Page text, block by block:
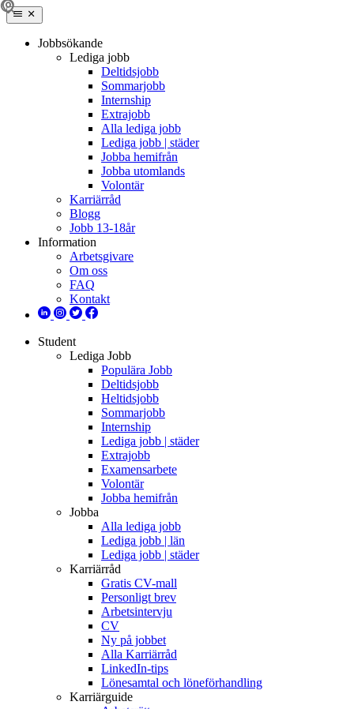
Jobbsökande
Lediga jobb
Deltidsjobb
Sommarjobb
Internship
Extrajobb
Alla lediga jobb
Lediga jobb | städer
Jobba hemifrån
Jobba utomlands
Volontär
Karriärråd
Blogg
Jobb 13-18år
Information
Arbetsgivare
Om oss
FAQ
Kontakt
Student
Lediga Jobb
Populära Jobb
Deltidsjobb
Heltidsjobb
Sommarjobb
Internship
Lediga jobb | städer
Extrajobb
Examensarbete
Volontär
Jobba hemifrån
Jobba
Alla lediga jobb
Lediga jobb | län
Lediga jobb | städer
Karriärråd
Gratis CV-mall
Personligt brev
Arbetsintervju
CV
Ny på jobbet
Alla Karriärråd
LinkedIn-tips
Lönesamtal och löneförhandling
Karriärguide